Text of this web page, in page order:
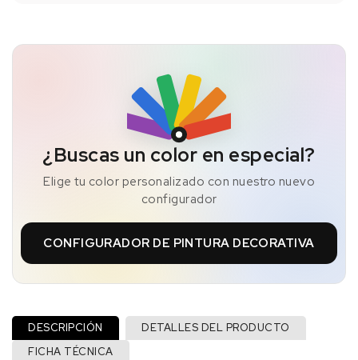
¿Buscas un color en especial?
Elige tu color personalizado con nuestro nuevo
configurador
CONFIGURADOR DE PINTURA DECORATIVA
DESCRIPCIÓN
DETALLES DEL PRODUCTO
FICHA TÉCNICA